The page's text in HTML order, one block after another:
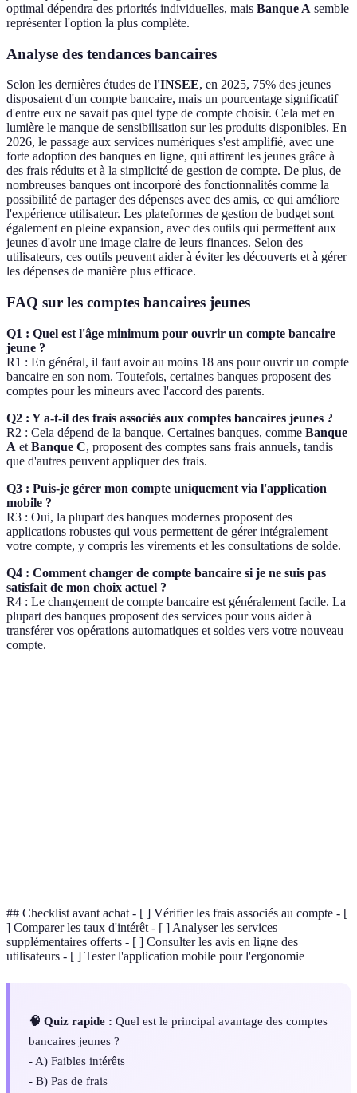
optimal dépendra des priorités individuelles, mais Banque A semble
représenter l'option la plus complète.
Analyse des tendances bancaires
Selon les dernières études de l'INSEE, en 2025, 75% des jeunes
disposaient d'un compte bancaire, mais un pourcentage significatif
d'entre eux ne savait pas quel type de compte choisir. Cela met en
lumière le manque de sensibilisation sur les produits disponibles. En
2026, le passage aux services numériques s'est amplifié, avec une
forte adoption des banques en ligne, qui attirent les jeunes grâce à
des frais réduits et à la simplicité de gestion de compte. De plus, de
nombreuses banques ont incorporé des fonctionnalités comme la
possibilité de partager des dépenses avec des amis, ce qui améliore
l'expérience utilisateur. Les plateformes de gestion de budget sont
également en pleine expansion, avec des outils qui permettent aux
jeunes d'avoir une image claire de leurs finances. Selon des
utilisateurs, ces outils peuvent aider à éviter les découverts et à gérer
les dépenses de manière plus efficace.
FAQ sur les comptes bancaires jeunes
Q1 : Quel est l'âge minimum pour ouvrir un compte bancaire
jeune ?
R1 : En général, il faut avoir au moins 18 ans pour ouvrir un compte
bancaire en son nom. Toutefois, certaines banques proposent des
comptes pour les mineurs avec l'accord des parents.
Q2 : Y a-t-il des frais associés aux comptes bancaires jeunes ?
R2 : Cela dépend de la banque. Certaines banques, comme Banque
A et Banque C, proposent des comptes sans frais annuels, tandis
que d'autres peuvent appliquer des frais.
Q3 : Puis-je gérer mon compte uniquement via l'application
mobile ?
R3 : Oui, la plupart des banques modernes proposent des
applications robustes qui vous permettent de gérer intégralement
votre compte, y compris les virements et les consultations de solde.
Q4 : Comment changer de compte bancaire si je ne suis pas
satisfait de mon choix actuel ?
R4 : Le changement de compte bancaire est généralement facile. La
plupart des banques proposent des services pour vous aider à
transférer vos opérations automatiques et soldes vers votre nouveau
compte.
## Checklist avant achat - [ ] Vérifier les frais associés au compte - [
] Comparer les taux d'intérêt - [ ] Analyser les services
supplémentaires offerts - [ ] Consulter les avis en ligne des
utilisateurs - [ ] Tester l'application mobile pour l'ergonomie
🧠 Quiz rapide : Quel est le principal avantage des comptes
bancaires jeunes ?
- A) Faibles intérêts
- B) Pas de frais